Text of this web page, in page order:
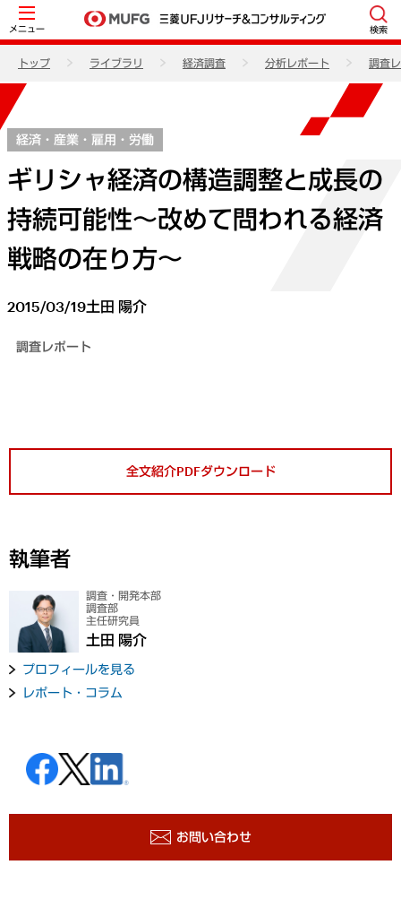
メニュー 検索
トップ ライブラリ 経済調査 分析レポート 調査
経済・産業・雇用・労働
ギリシャ経済の構造調整と成長の
持続可能性～改めて問われる経済
戦略の在り方～
2015/03/19土田 陽介
調査レポート
全文紹介PDFダウンロード
執筆者
調査・開発本部
調査部
主任研究員
土田 陽介
プロフィールを見る
レポート・コラム
お問い合わせ